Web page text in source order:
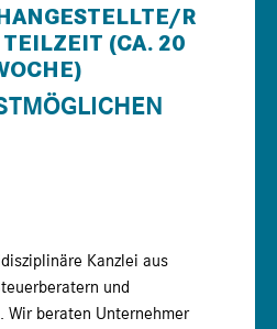
R
(CA. 20
Kanzlei aus
und
Wir beraten Unternehmer